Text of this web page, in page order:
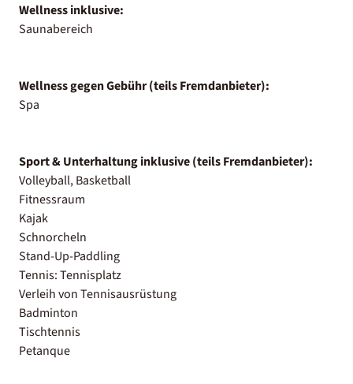
Wellness inklusive:
Saunabereich
Wellness gegen Gebühr (teils Fremdanbieter):
Spa
Sport & Unterhaltung inklusive (teils Fremdanbieter):
Volleyball, Basketball
Fitnessraum
Kajak
Schnorcheln
Stand-Up-Paddling
Tennis: Tennisplatz
Verleih von Tennisausrüstung
Badminton
Tischtennis
Petanque